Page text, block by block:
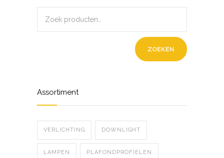
ZOEKEN
Assortiment
VERLICHTING DOWNLIGHT
LAMPEN PLAFONDPROFIELEN